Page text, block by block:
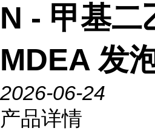
N - 甲基二
MDEA 发
2026-06-24
产品详情